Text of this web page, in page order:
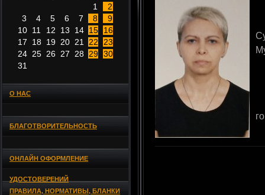
1
2
3
4 5 6 7 8
9
10 11 12 13 14 15
16
17
18 19 20 21 22
23
24 25 26 27 28 29 30
31
О НАС
БЛАГОТВОРИТЕЛЬНОСТЬ
ОНЛАЙН ОФОРМЛЕНИЕ
УДОСТОВЕРЕНИЙ
ПРАВИЛА, НОРМАТИВЫ, БЛАНКИ